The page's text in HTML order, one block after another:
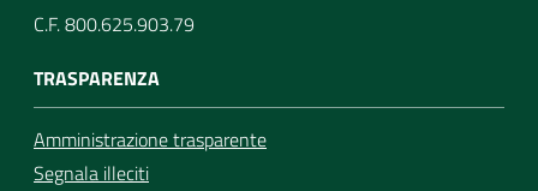
C.F. 800.625.903.79
TRASPARENZA
Amministrazione trasparente
Segnala illeciti